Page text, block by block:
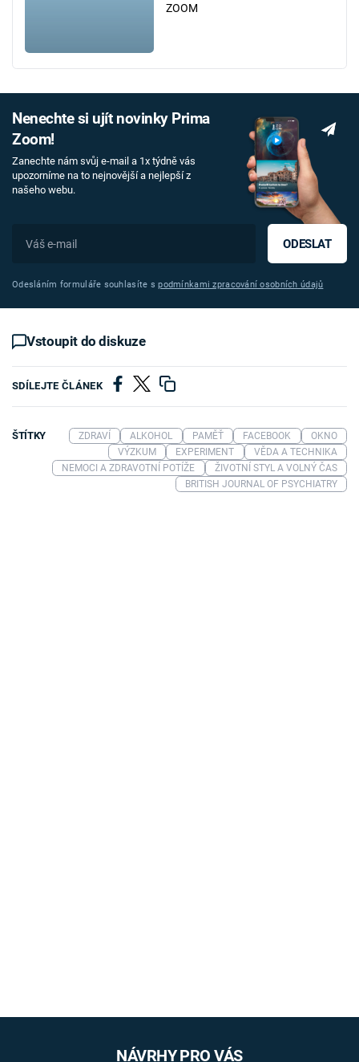
ZOOM
Nenechte si ujít novinky Prima
Zoom!
Zanechte nám svůj e-mail a 1x týdně vás
upozorníme na to nejnovější a nejlepší z
našeho webu.
ODESLAT
Odesláním formuláře souhlasíte spodmínkami zpracování osobních údajů
Vstoupit do diskuze
SDÍLEJTE ČLÁNEK
ŠTÍTKY ZDRAVÍ ALKOHOL PAMĚŤ FACEBOOK
OKNO
VÝZKUM
EXPERIMENT
VĚDA A TECHNIKA
NEMOCI A ZDRAVOTNÍ POTÍŽE
ŽIVOTNÍ STYL A VOLNÝ ČAS
BRITISH JOURNAL OF PSYCHIATRY
NÁVRHY PRO VÁS